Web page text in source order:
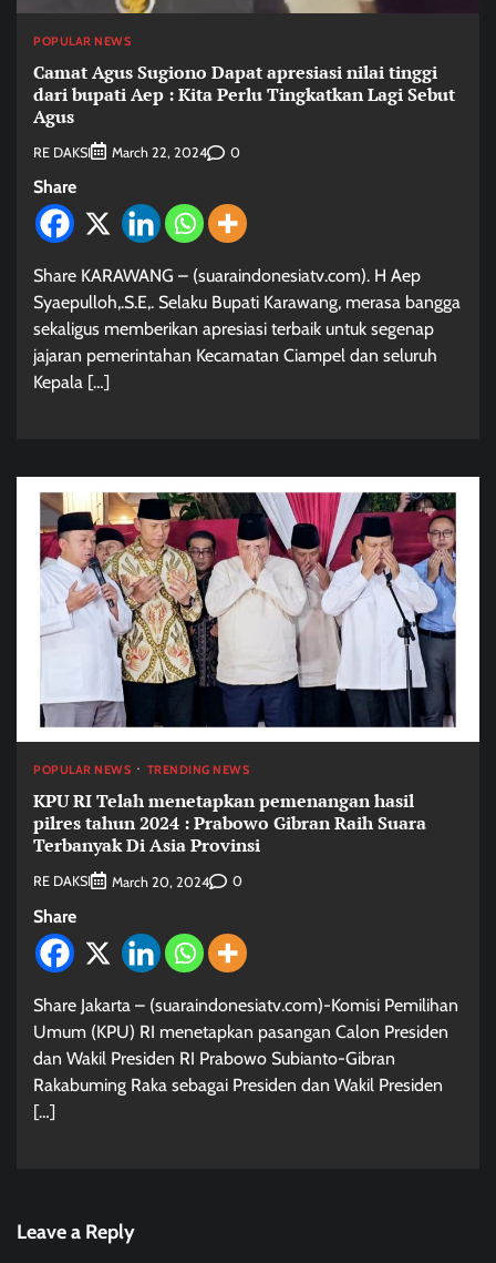
POPULAR NEWS
Camat Agus Sugiono Dapat apresiasi nilai tinggi
dari bupati Aep : Kita Perlu Tingkatkan Lagi Sebut
Agus
RE DAKSI March 22, 2024 0
Share
Share KARAWANG – (suaraindonesiatv.com). H Aep
Syaepulloh,.S.E,. Selaku Bupati Karawang, merasa bangga
sekaligus memberikan apresiasi terbaik untuk segenap
jajaran pemerintahan Kecamatan Ciampel dan seluruh
Kepala […]
POPULAR NEWS TRENDING NEWS
KPU RI Telah menetapkan pemenangan hasil
pilres tahun 2024 : Prabowo Gibran Raih Suara
Terbanyak Di Asia Provinsi
RE DAKSI March 20, 2024 0
Share
Share Jakarta – (suaraindonesiatv.com)-Komisi Pemilihan
Umum (KPU) RI menetapkan pasangan Calon Presiden
dan Wakil Presiden RI Prabowo Subianto-Gibran
Rakabuming Raka sebagai Presiden dan Wakil Presiden
[…]
Leave a Reply